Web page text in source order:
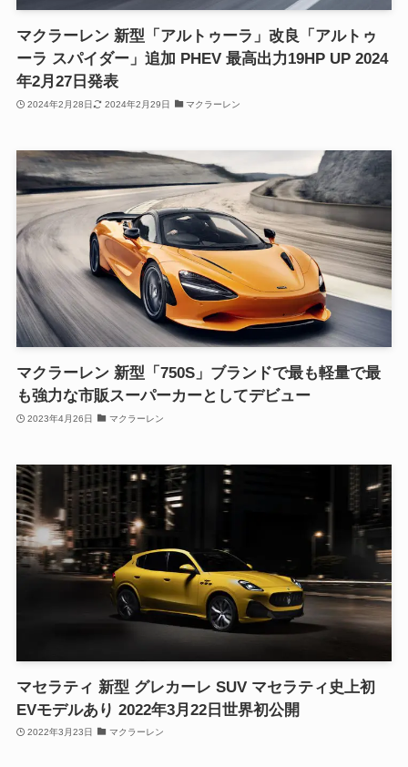
マクラーレン 新型「アルトゥーラ」改良「アルトゥ
ーラ スパイダー」追加 PHEV 最高出力19HP UP 2024
年2月27日発表
2024年2月28日 2024年2月29日 マクラーレン
マクラーレン 新型「750S」ブランドで最も軽量で最
も強力な市販スーパーカーとしてデビュー
2023年4月26日 マクラーレン
マセラティ 新型 グレカーレ SUV マセラティ史上初
EVモデルあり 2022年3月22日世界初公開
2022年3月23日 マクラーレン